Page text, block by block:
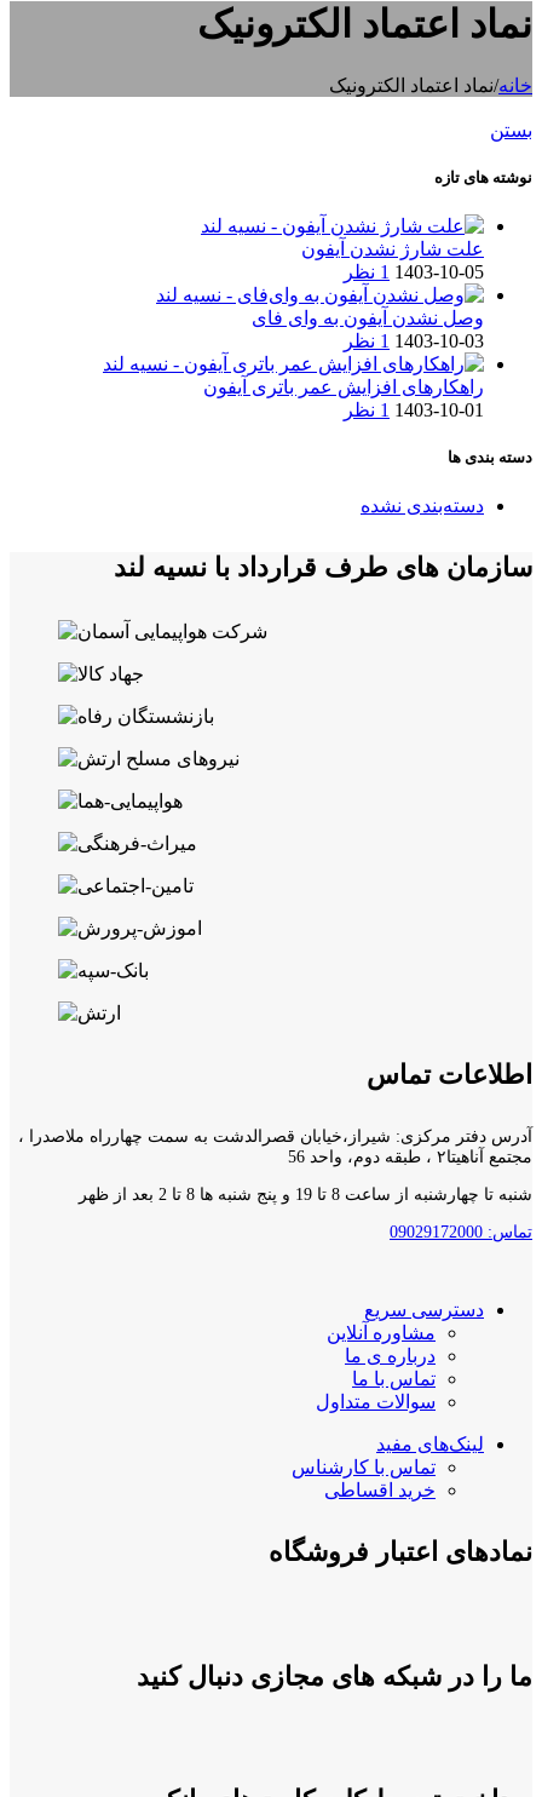
نماد اعتماد الکترونیک
خانه/نماد اعتماد الکترونیک
بستن
نوشته های تازه
علت شارژ نشدن آیفون
1403-10-05 1 نظر
وصل نشدن آیفون به وای فای
1403-10-03 1 نظر
راهکارهای افزایش عمر باتری آیفون
1403-10-01 1 نظر
دسته بندی ها
دسته‌بندی نشده
سازمان های طرف قرارداد با نسیه لند
اطلاعات تماس
آدرس دفتر مرکزی: شیراز،خیابان قصرالدشت به سمت چهارراه ملاصدرا ،
مجتمع آناهیتا۲ ، طبقه دوم، واحد 56
شنبه تا چهارشنبه از ساعت 8 تا 19 و پنج شنبه ها 8 تا 2 بعد از ظهر
تماس: 09029172000
دسترسی سریع
مشاوره آنلاین
درباره ی ما
تماس با ما
سوالات متداول
لینک‌های مفید
تماس با کارشناس
خرید اقساطی
نمادهای اعتبار فروشگاه
ما را در شبکه های مجازی دنبال کنید